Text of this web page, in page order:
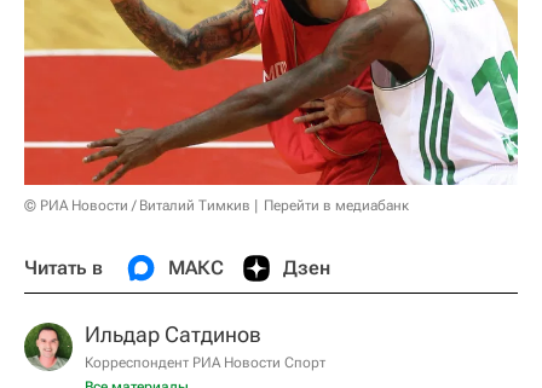
© РИА Новости / Виталий Тимкив Перейти в медиабанк
Читать в МАКС Дзен
Ильдар Сатдинов
Корреспондент РИА Новости Спорт